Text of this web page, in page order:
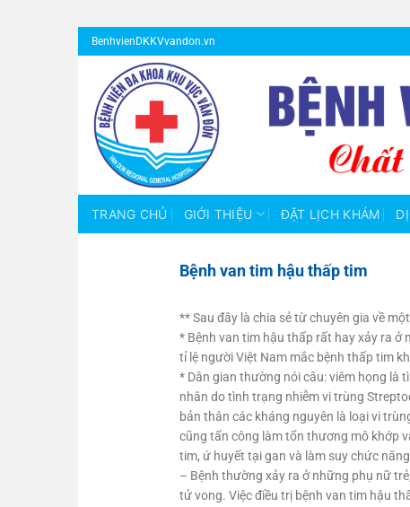
Bỏ
qua
dung
BenhvienDKKVvandon.vn
TRANG CHỦ GIỚI THIỆU ĐẶT LỊCH KHÁM
Bệnh van tim hậu thấp tim
**Sau đây là chia sẻ từ chuyên gia về
* Bệnh van tim hậu thấp rất hay xảy ra ở
tỉ lệ người Việt Nam mắc bệnh thấp tim
* Dân gian thường nói câu: viêm họng là
nhân do tình trạng nhiễm vi trùng
bản thân các kháng nguyên là loại vi
cũng tấn công làm tổn thương mô khớp
tim, ứ huyết tại gan và làm suy chức
– Bệnh thường xảy ra ở những phụ nữ
tử vong. Việc điều trị bệnh van tim hậu